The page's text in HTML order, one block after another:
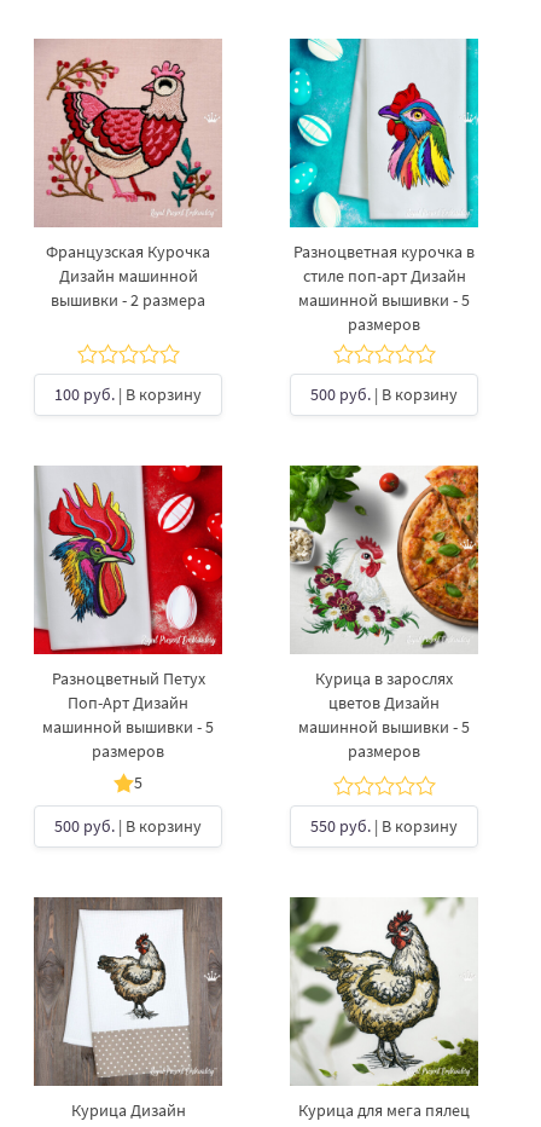
Французская Курочка
Дизайн машинной
вышивки - 2 размера
100 руб. | В корзину
Разноцветная курочка в
стиле поп-арт Дизайн
машинной вышивки - 5
размеров
500 руб. | В корзину
Разноцветный Петух
Поп-Арт Дизайн
машинной вышивки - 5
размеров
5
500 руб. | В корзину
Курица в зарослях
цветов Дизайн
машинной вышивки - 5
размеров
550 руб. | В корзину
Курица Дизайн
Курица для мега пялец